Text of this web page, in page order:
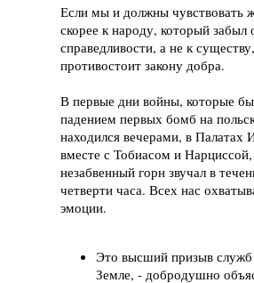
Если мы и должны чувствовать
скорее к народу, который забыл
справедливости, а не к
противостоит закону добра.
В первые дни войны, которые
падением первых бомб на
находился вечерами, в Палатах
вместе с Тобиасом и Нарциссой,
незабвенный горн звучал в
четверти часа. Всех нас
эмоции.
Это высший призыв
Земле, - добродушно